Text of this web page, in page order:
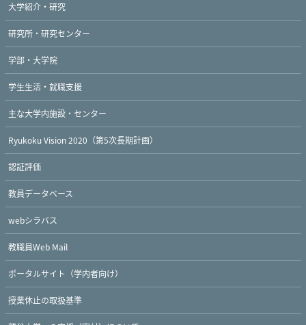
大学紹介・研究
研究所・研究センター
学部・大学院
学生生活・就職支援
主な大学内施設・センター
Ryukoku Vision 2020（第5次長期計画）
認証評価
教員データベース
webシラバス
教職員Web Mail
ポータルサイト（学内者向け）
授業休止の取扱基準